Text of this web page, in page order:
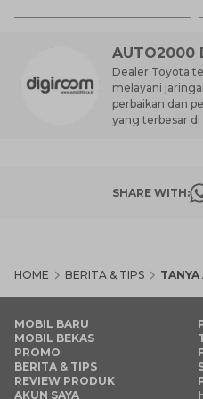
AUTO2000
Dealer Toyota
melayani
perbaikan dan
yang terbesar di
SHARE WITH:
HOME BERITA & TIPS
MOBIL BARU
MOBIL BEKAS
PROMO
BERITA & TIPS
REVIEW PRODUK
AKUN SAYA